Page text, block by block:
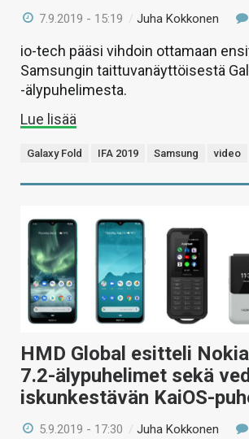
7.9.2019 - 15:19 /Juha Kokkonen
io-tech pääsi vihdoin ottamaan
Samsungin taittuvanäyttöisestä
-älypuhelimesta.
Lue lisää
Galaxy Fold IFA 2019 Samsung video
HMD Global esitteli
7.2-älypuhelimet sekä
iskunkestävän KaiOS-
5.9.2019 - 17:30 /Juha Kokkonen